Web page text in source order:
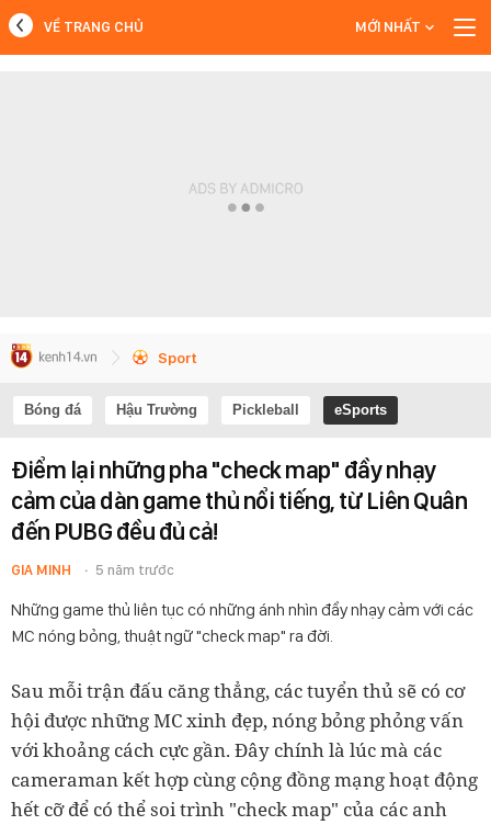
VỀ TRANG CHỦ MỚI NHẤT
Sport
Bóng đá Hậu Trường Pickleball eSports
Điểm lại những pha "check map" đầy nhạy
cảm của dàn game thủ nổi tiếng, từ Liên Quân
đến PUBG đều đủ cả!
GIA MINH 5 năm trước
Những game thủ liên tục có những ánh nhìn đầy nhạy cảm với các
MC nóng bỏng, thuật ngữ "check map" ra đời.
Sau mỗi trận đấu căng thẳng, các tuyển thủ sẽ có cơ
hội được những MC xinh đẹp, nóng bỏng phỏng vấn
với khoảng cách cực gần. Đây chính là lúc mà các
cameraman kết hợp cùng cộng đồng mạng hoạt động
hết cỡ để có thể soi trình "check map" của các anh